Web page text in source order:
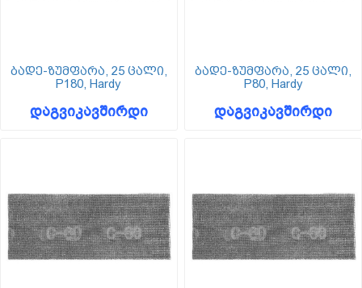
ბადე-ზუმფარა, 25 ცალი,
P180, Hardy
დაგვიკავშირდი
ბადე-ზუმფარა, 25 ცალი,
P80, Hardy
დაგვიკავშირდი